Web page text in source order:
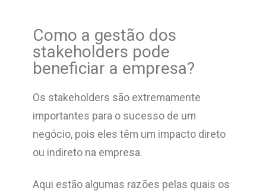
Como a gestão dos
stakeholders pode
beneficiar a empresa?
Os stakeholders são extremamente
importantes para o sucesso de um
negócio, pois eles têm um impacto direto
ou indireto na empresa.
Aqui estão algumas razões pelas quais os